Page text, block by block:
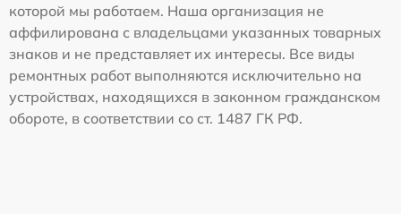
которой мы работаем. Наша организация не
аффилирована с владельцами указанных товарных
знаков и не представляет их интересы. Все виды
ремонтных работ выполняются исключительно на
устройствах, находящихся в законном гражданском
обороте, в соответствии со ст. 1487 ГК РФ.